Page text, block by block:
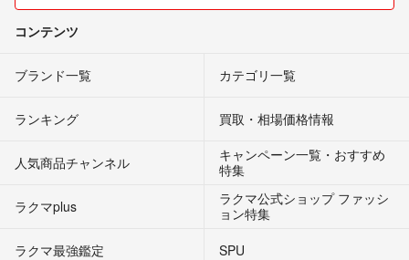
コンテンツ
ブランド一覧 カテゴリ一覧
ランキング 買取・相場価格情報
人気商品チャンネル
キャンペーン一覧・おすすめ
特集
ラクマplus
ラクマ公式ショップ ファッシ
ョン特集
ラクマ最強鑑定
SPU